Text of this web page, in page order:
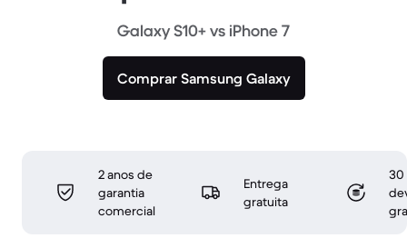
Galaxy S10+ vs iPhone 7
Comprar Samsung Galaxy
2 anos de
garantia
comercial
Entrega
gratuita
30